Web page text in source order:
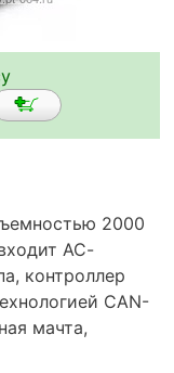
2000
АС-
контроллер
CAN-
мачта,